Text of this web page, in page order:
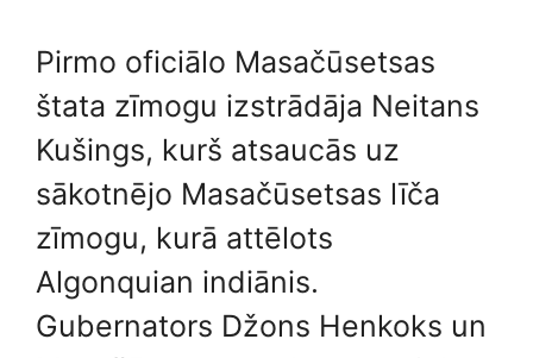
Pirmo oficiālo Masačūsetsas
štata zīmogu izstrādāja Neitans
Kušings, kurš atsaucās uz
sākotnējo Masačūsetsas līča
zīmogu, kurā attēlots
Algonquian indiānis.
Gubernators Džons Henkoks un